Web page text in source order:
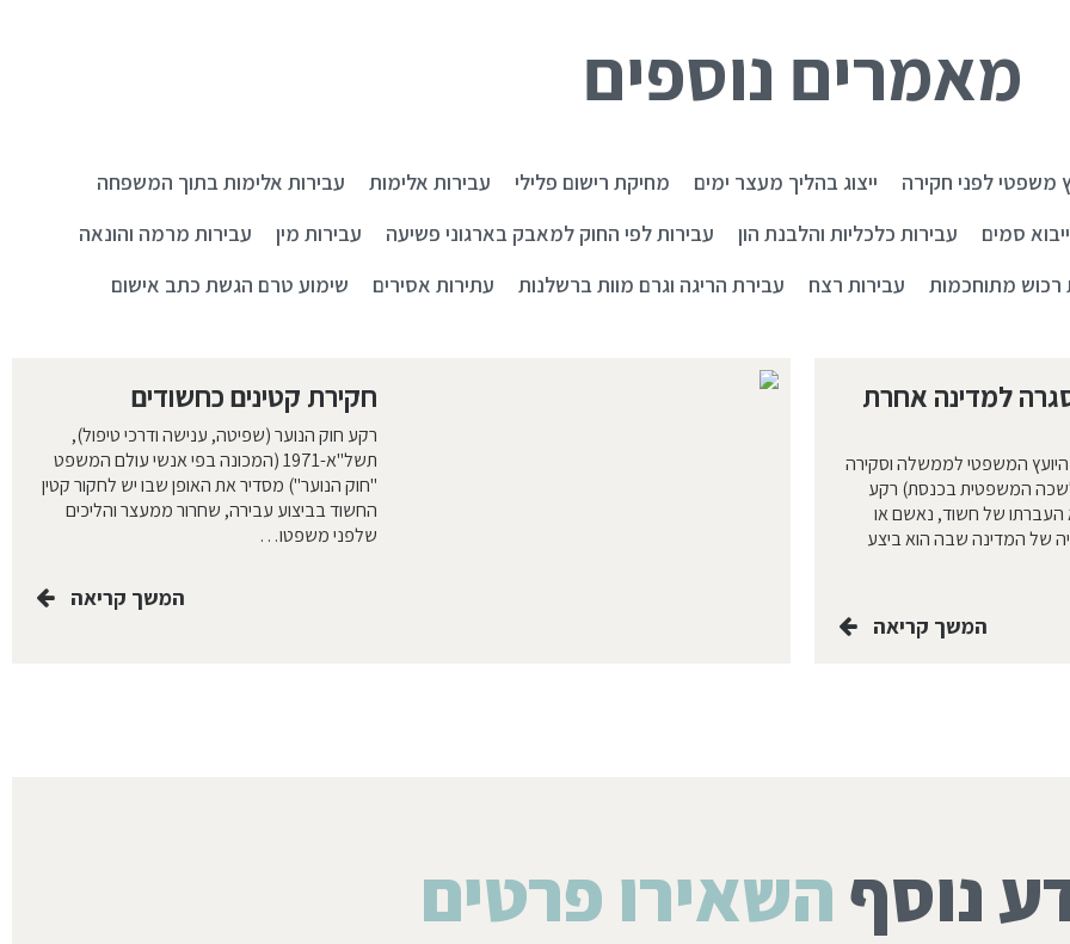
מאמרים נוספים
משפטי לפני חקירה ייצוג בהליך מעצר ימים מחיקת רישום פלילי עבירות אלימות
עבירות אלימות בתוך המשפחה
סמים
עבירות כלכליות והלבנת הון עבירות לפי החוק למאבק בארגוני פשיעה עבירות מין
עבירות מרמה והונאה
רכוש מתוחכמות
עבירות רצח עבירת הריגה וגרם מוות ברשלנות עתירות אסירים שימוע טרם הגשת כתב אישום
למדינה אחרת
היועץ המשפטי לממשלה וסקירה
המשפטית בכנסת) רקע
העברתו של חשוד, נאשם או
של המדינה שבה הוא ביצע
המשך קריאה
חקירת קטינים כחשודים
רקע חוק הנוער (שפיטה, ענישה ודרכי טיפול),
תשל"א-1971 (המכונה בפי אנשי עולם המשפט
"חוק הנוער") מסדיר את האופן שבו יש לחקור קטין
החשוד בביצוע עבירה, שחרור ממעצר והליכים
שלפני משפטו…
המשך קריאה
נוסףהשאירו פרטים